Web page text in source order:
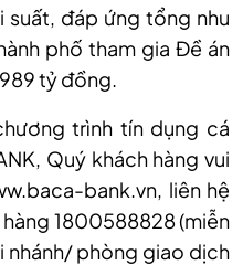
suất, đáp ứng tổng nhu
phố tham gia Đề án
tỷ đồng.
trình tín dụng cá
Quý khách hàng vui
bank.vn, liên hệ
1800588828 (miễn
nhánh/ phòng giao dịch